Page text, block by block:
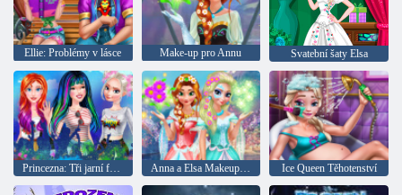
Ellie: Problémy v lásce Make-up pro Annu Svatební šaty Elsa
Princezna: Tři jarní festival Anna a Elsa Makeup null Ice Queen Těhotenství